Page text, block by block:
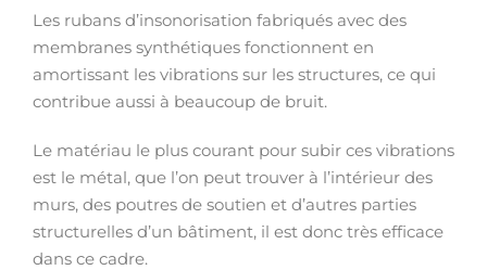
Les rubans d’insonorisation fabriqués avec des
membranes synthétiques fonctionnent en
amortissant les vibrations sur les structures, ce qui
contribue aussi à beaucoup de bruit.
Le matériau le plus courant pour subir ces vibrations
est le métal, que l’on peut trouver à l’intérieur des
murs, des poutres de soutien et d’autres parties
structurelles d’un bâtiment, il est donc très efficace
dans ce cadre.